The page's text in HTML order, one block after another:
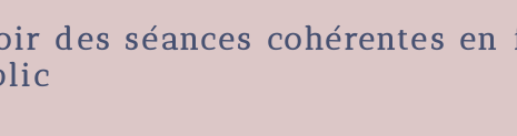
des séances cohérentes en